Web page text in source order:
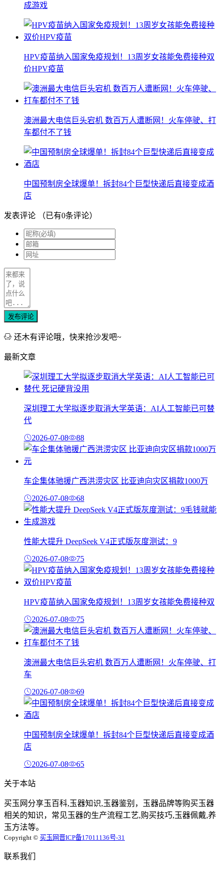
成游戏
HPV疫苗纳入国家免疫规划！13周岁女孩能免费接种双
价HPV疫苗
澳洲最大电信巨头宕机 数百万人遭断网！火车停驶、打
车都付不了钱
中国预制房全球爆单！拆封84个巨型快递后直接变成酒
店
发表评论 （已有0条评论）
发布评论
还木有评论哦，快来抢沙发吧~
最新文章
深圳理工大学拟逐步取消大学英语：AI人工智能已可替
代
2026-07-08 88
车企集体驰援广西洪涝灾区 比亚迪向灾区捐款1000万
2026-07-08 68
性能大提升 DeepSeek V4正式版灰度测试：9
2026-07-08 75
HPV疫苗纳入国家免疫规划！13周岁女孩能免费接种双
2026-07-08 75
澳洲最大电信巨头宕机 数百万人遭断网！火车停驶、打
车
2026-07-08 69
中国预制房全球爆单！拆封84个巨型快递后直接变成酒
店
2026-07-08 65
关于本站
买玉网分享玉百科,玉器知识,玉器鉴别，玉器品牌等购买玉器
相关的知识，常见玉器的生产流程工艺,购买技巧,玉器佩戴,养
玉方法等。
Copyright © 买玉网晋ICP备17011136号-31
联系我们